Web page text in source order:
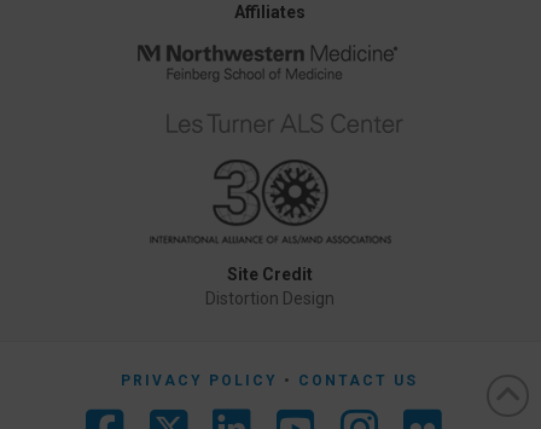
Affiliates
Site Credit
Distortion Design
PRIVACY POLICY CONTACT US